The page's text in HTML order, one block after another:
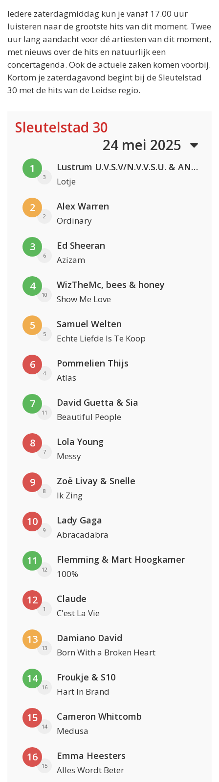
Iedere zaterdagmiddag kun je vanaf 17.00 uur
luisteren naar de grootste hits van dit moment. Twee
uur lang aandacht voor dé artiesten van dit moment,
met nieuws over de hits en natuurlijk een
concertagenda. Ook de actuele zaken komen voorbij.
Kortom je zaterdagavond begint bij de Sleutelstad
30 met de hits van de Leidse regio.
Sleutelstad 30
24 mei 2025
1
3
Lustrum U.V.S.V/N.V.V.S.U. & ANNO ONS & Jopke van Dobbenburgh & Roeland Beelen
Lotje
2
2
Alex Warren
Ordinary
3
6
Ed Sheeran
Azizam
4
10
WizTheMc, bees & honey
Show Me Love
5
5
Samuel Welten
Echte Liefde Is Te Koop
6
4
Pommelien Thijs
Atlas
7
11
David Guetta & Sia
Beautiful People
8
7
Lola Young
Messy
9
8
Zoë Livay & Snelle
Ik Zing
10
9
Lady Gaga
Abracadabra
11
12
Flemming & Mart Hoogkamer
100%
12
1
Claude
C'est La Vie
13
13
Damiano David
Born With a Broken Heart
14
16
Froukje & S10
Hart In Brand
15
14
Cameron Whitcomb
Medusa
16
15
Emma Heesters
Alles Wordt Beter